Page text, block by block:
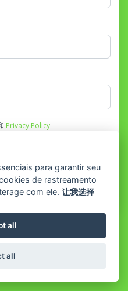
Privacy Policy
？登录
por PRONEC
para garantir seu
de rastreamento
com ele.让我选择
all
all